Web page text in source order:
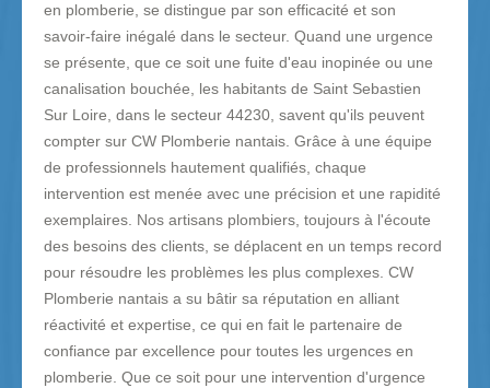
en plomberie, se distingue par son efficacité et son
savoir-faire inégalé dans le secteur. Quand une urgence
se présente, que ce soit une fuite d'eau inopinée ou une
canalisation bouchée, les habitants de Saint Sebastien
Sur Loire, dans le secteur 44230, savent qu'ils peuvent
compter sur CW Plomberie nantais. Grâce à une équipe
de professionnels hautement qualifiés, chaque
intervention est menée avec une précision et une rapidité
exemplaires. Nos artisans plombiers, toujours à l'écoute
des besoins des clients, se déplacent en un temps record
pour résoudre les problèmes les plus complexes. CW
Plomberie nantais a su bâtir sa réputation en alliant
réactivité et expertise, ce qui en fait le partenaire de
confiance par excellence pour toutes les urgences en
plomberie. Que ce soit pour une intervention d'urgence